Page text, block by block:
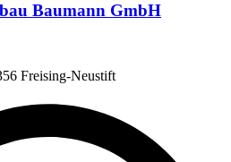
Baumann GmbH
Freising-Neustift